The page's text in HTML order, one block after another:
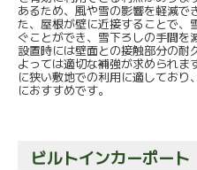
あるため、風や雪の影響を軽減で
た、屋根が壁に近接することで、
ぐことができ、雪下ろしの手間を
設置時には壁面との接触部分の
よっては適切な補強が求められ
に狭い敷地での利用に適してお
におすすめです。
ビルトインカーポート